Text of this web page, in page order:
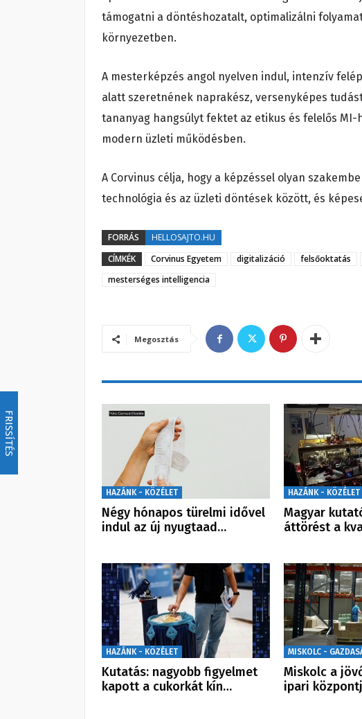
FRISSÍTÉS
támogatni a döntéshozatalt, optimalizálni
környezetben.
A mesterképzés angol nyelven indul, intenzív
alatt szeretnének naprakész, versenyképes
tananyag hangsúlyt fektet az etikus és felelős
modern üzleti működésben.
A Corvinus célja, hogy a képzéssel olyan
technológia és az üzleti döntések között, és
FORRÁS
HELLOSAJTO.HU
CÍMKÉK
Corvinus Egyetem digitalizáció felsőoktatás
mesterséges intelligencia
Megosztás
HAZÁNK - KÖZÉLET
Négy hónapos türelmi idővel
indul az új nyugtaad…
HAZÁNK - KÖZÉLET
Magyar
áttörést a
HAZÁNK - KÖZÉLET
Kutatás: nagyobb figyelmet
kapott a cukorkát kín…
MISKOLC -
Miskolc a
ipari